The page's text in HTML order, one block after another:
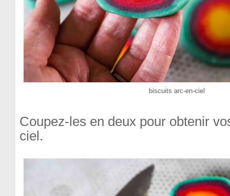
biscuits arc-en-ciel
Coupez-les en deux pour obtenir
ciel.